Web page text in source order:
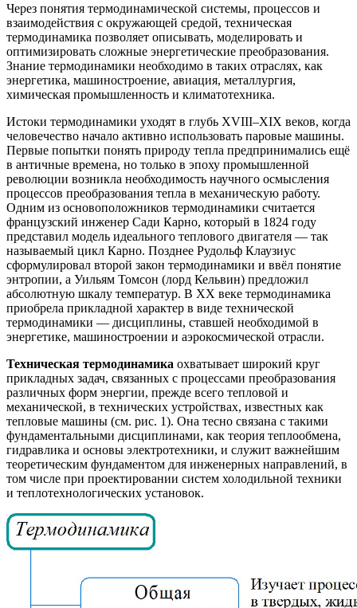
Через понятия термодинамической системы, процессов и
взаимодействия с окружающей средой, техническая
термодинамика позволяет описывать, моделировать и
оптимизировать сложные энергетические преобразования.
Знание термодинамики необходимо в таких отраслях, как
энергетика, машиностроение, авиация, металлургия,
химическая промышленность и климатотехника.
Истоки термодинамики уходят в глубь XVIII–XIX веков, когда
человечество начало активно использовать паровые машины.
Первые попытки понять природу тепла предпринимались ещё
в античные времена, но только в эпоху промышленной
революции возникла необходимость научного осмысления
процессов преобразования тепла в механическую работу.
Одним из основоположников термодинамики считается
французский инженер Сади Карно, который в 1824 году
представил модель идеального теплового двигателя — так
называемый цикл Карно. Позднее Рудольф Клаузиус
сформулировал второй закон термодинамики и ввёл понятие
энтропии, а Уильям Томсон (лорд Кельвин) предложил
абсолютную шкалу температур. В XX веке термодинамика
приобрела прикладной характер в виде технической
термодинамики — дисциплины, ставшей необходимой в
энергетике, машиностроении и аэрокосмической отрасли.
Техническая термодинамика охватывает широкий круг
прикладных задач, связанных с процессами преобразования
различных форм энергии, прежде всего тепловой и
механической, в технических устройствах, известных как
тепловые машины (см. рис. 1). Она тесно связана с такими
фундаментальными дисциплинами, как теория теплообмена,
гидравлика и основы электротехники, и служит важнейшим
теоретическим фундаментом для инженерных направлений, в
том числе при проектировании систем холодильной техники
и теплотехнологических установок.